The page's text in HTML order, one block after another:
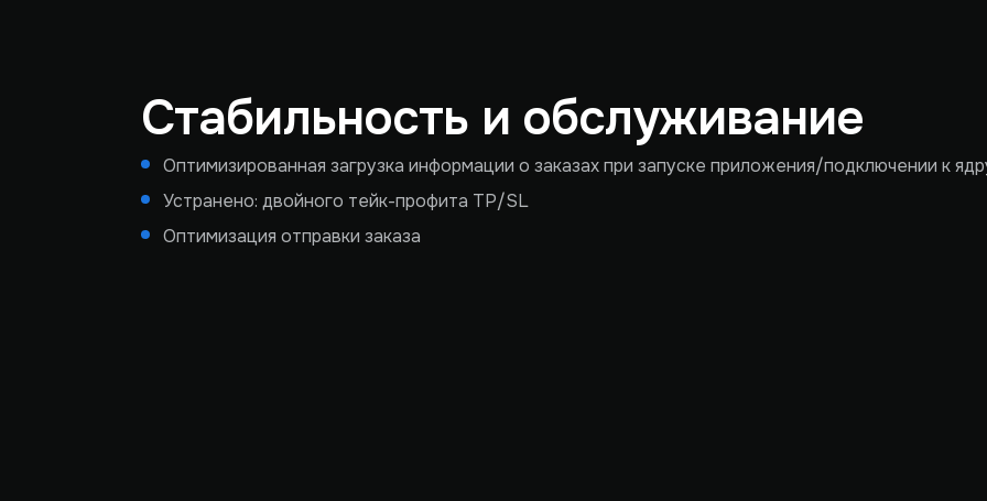
Стабильность и обслуживание
Оптимизированная загрузка информации о заказах при запуске приложения/подключении к
Устранено: двойного тейк-профита TP/SL
Оптимизация отправки заказа